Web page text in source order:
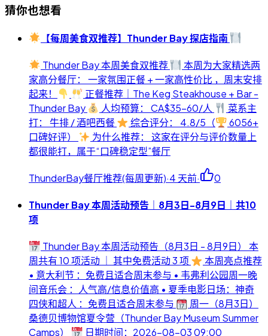
猜你也想看
【每周美食双推荐】Thunder Bay 探店指南
Thunder Bay 本周美食双推荐
本周为大家精选两
家高分餐厅： 一家氛围正餐 + 一家高性价比 ，周末安排
起来！
正餐推荐｜The Keg Steakhouse + Bar -
Thunder Bay
人均预算： CA$35-60/人
菜系主
打： 牛排 / 酒吧西餐
综合评分： 4.8/5（
6056+
口碑好评）
为什么推荐： 这家在评分与评价数量上
都很能打，属于“口碑稳定型”餐厅
ThunderBay餐厅推荐(每周更新)·4 天前· 0
Thunder Bay 本周活动预告｜8月3日-8月9日｜共10
项
Thunder Bay 本周活动预告（8月3日 - 8月9日） 本
周共有 10 项活动 ｜ 其中免费活动 3 项
本周亮点推荐
• 意大利节 ：免费且适合周末参与 • 韦弗利公园周一晚
间音乐会 ：人气高/信息价值高 • 夏季电影日场：神奇
四侠和超人 ：免费且适合周末参与
周一（8月3日）
桑德贝博物馆夏令营（Thunder Bay Museum Summer
Camps）
日期时间：2026-08-03 09:00